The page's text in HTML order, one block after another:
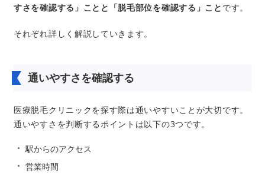
すさを確認する」ことと「脱毛部位を確認する」こと です。
それぞれ詳しく解説していきます。
通いやすさを確認する
医療脱毛クリニックを探す際は通いやすいことが大切です。
通いやすさを判断するポイントは以下の3つです。
駅からのアクセス
営業時間